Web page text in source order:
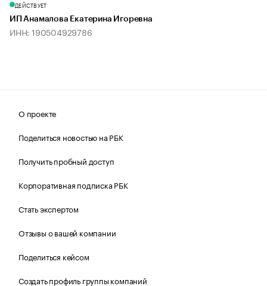
ДЕЙСТВУЕТ
ИП Анамалова Екатерина Игоревна
ИНН: 190504929786
О проекте
Поделиться новостью на РБК
Получить пробный доступ
Корпоративная подписка РБК
Стать экспертом
Отзывы о вашей компании
Поделиться кейсом
Создать профиль группы компаний